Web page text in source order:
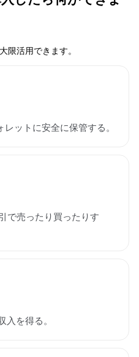
限活用できます。
ットに安全に保管する。
で売ったり買ったりす
を得る。